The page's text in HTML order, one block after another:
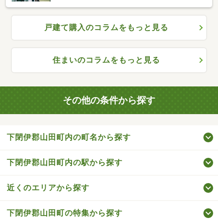
戸建て購入のコラムをもっと見る
住まいのコラムをもっと見る
その他の条件から探す
下閉伊郡山田町内の町名から探す
下閉伊郡山田町内の駅から探す
近くのエリアから探す
下閉伊郡山田町の特集から探す